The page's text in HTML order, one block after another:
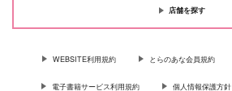
店舗を探す
WEBSITE利用規約 とらのあな会員規約
電子書籍サービス利用規約 個人情報保護方針